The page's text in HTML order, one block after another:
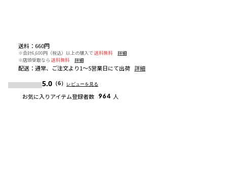
送料 ： 660円
※合計6,600円（税込）以上の購入で 送料無料
詳細
※店頭受取なら 送料無料 詳細
配送 ： 通常、ご注文より1～5営業日にて出荷 詳細
5.0 （6） レビューを見る
お気に入りアイテム登録者数 964 人